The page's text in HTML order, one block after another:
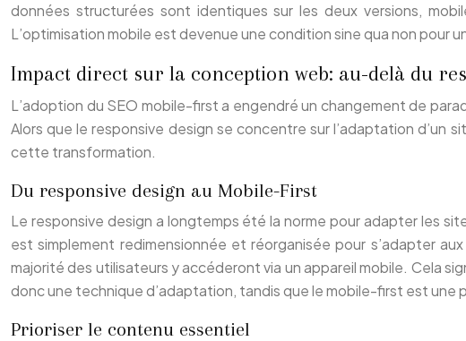
données structurées sont identiques sur les deux versions,
L’optimisation mobile est devenue une condition sine qua non pour
Impact direct sur la conception web: au-delà du
L’adoption du SEO mobile-first a engendré un changement de
Alors que le responsive design se concentre sur l’adaptation
cette transformation.
Du responsive design au Mobile-First
Le responsive design a longtemps été la norme pour adapter les
est simplement redimensionnée et réorganisée pour s’adapter
majorité des utilisateurs y accéderont via un appareil mobile. Cela
donc une technique d’adaptation, tandis que le mobile-first est une
Prioriser le contenu essentiel